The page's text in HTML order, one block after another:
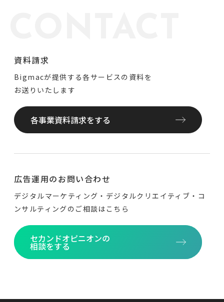
資料請求
Bigmacが提供する各サービスの資料を
お送りいたします
各事業資料請求をする
広告運用のお問い合わせ
デジタルマーケティング・デジタルクリエイティブ・ コ
ンサルティングのご相談はこちら
セカンドオピニオンの
相談をする